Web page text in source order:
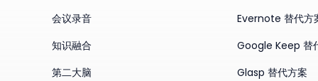
会议录音
知识融合
第二大脑
Evernote 替代方
Google Keep 替
Glasp 替代方案